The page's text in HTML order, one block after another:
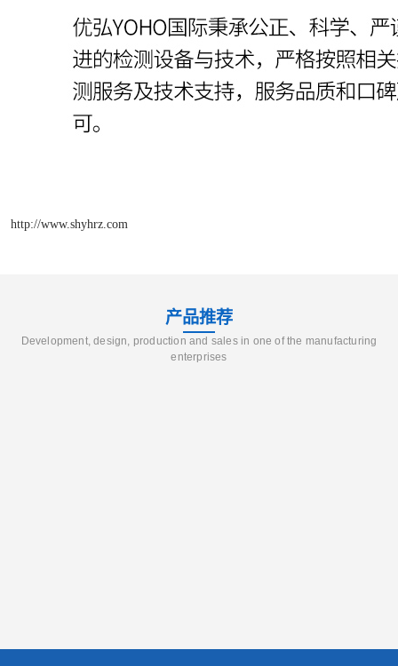
http://www.shyhrz.com
产品推荐
Development, design, production and sales in one of the manufacturing
enterprises